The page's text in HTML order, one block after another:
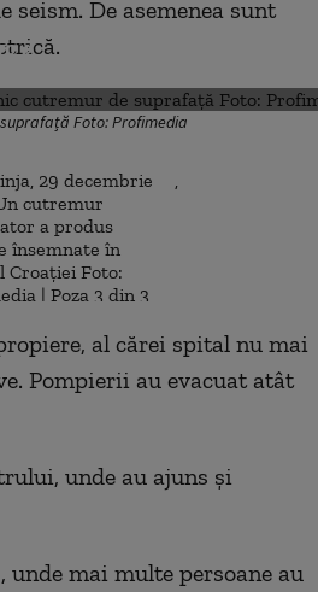
seism. De asemenea sunt
Foto: Profimedia
al cărei spital nu mai
Pompierii au evacuat atât
unde au ajuns și
mai multe persoane au